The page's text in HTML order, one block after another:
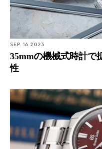
SEP. 16 2023
35mmの機械式時計で
性